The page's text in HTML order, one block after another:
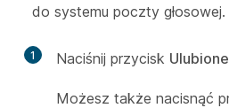
do systemu poczty głosowej.
1 Naciśnij przycisk Ulubione
Możesz także nacisnąć